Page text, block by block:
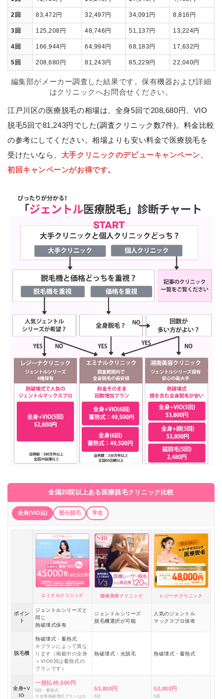
2回 83,472円 32,497円 34,091円 8,816円
3回 125,208円 48,746円 51,137円 13,224円
4回 166,944円 64,994円 68,183円 17,632円
5回 208,680円 81,243円 85,229円 22,040円
編集部がメーカー調査した結果です。保有機器および詳細
はクリニックへお問合せください。
江戸川区の医療脱毛の相場は、全身5回で208,680円、VIO
脱毛5回で81,243円でした(調査クリニック数7件)。料金比較
の参考にしてください。相場よりも安い料金で医療脱毛を
受けたいなら、 大手クリニックのデビューキャンペーン、
初回キャンペーンがお得です。
全国20院以上ある医療脱毛クリニック比較
全身(VIO込) 部分脱毛 学生
エミナルクリニック 湘南美容クリニック レジーナクリニック
ポイン
ト
ジェントルシリーズと
同じ
熱破壊式保有
ジェントルシリーズ
脱毛機選択が可能
人気のジェントル
マックスプロ保有
脱毛機
熱破壊式・蓄熱式
※プランによって異な
ります（掲載中の全身
＋VIO6回は蓄熱式の
プランです）
熱破壊式・光脱毛 熱破壊式・蓄熱式
全身+V
IO
一括払49,500円
6回・蓄熱式
※全身熱破壊式プランはカ
53,800円
5回
52,800円
5回